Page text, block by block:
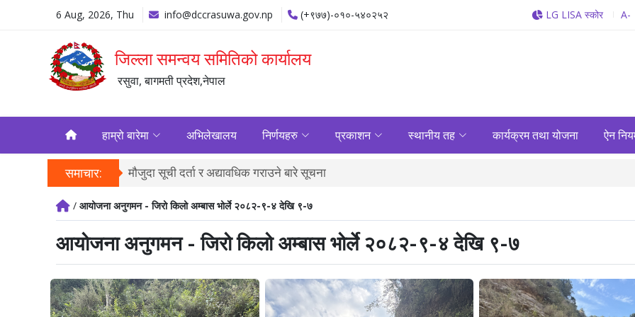
6 Aug, 2026, Thu info@dccrasuwa.gov.np (+९७७)-०१०-५४०२५२ LG LISA स्कोर A-
जिल्ला समन्वय समितिको कार्यालय
रसुवा, बागमती प्रदेश,नेपाल
हाम्रो बारेमा अभिलेखालय निर्णयहरु प्रकाशन स्थानीय तह कार्यक्रम तथा योजना ऐन
समाचार: मौजुदा सूची दर्ता र अद्यावधिक गराउने बारे सूचना
/आयोजना अनुगमन - जिरो किलो अम्बास भोर्ले २०८२-९-४ देखि ९-७
आयोजना अनुगमन - जिरो किलो अम्बास भोर्ले २०८२-९-४ देखि ९-७